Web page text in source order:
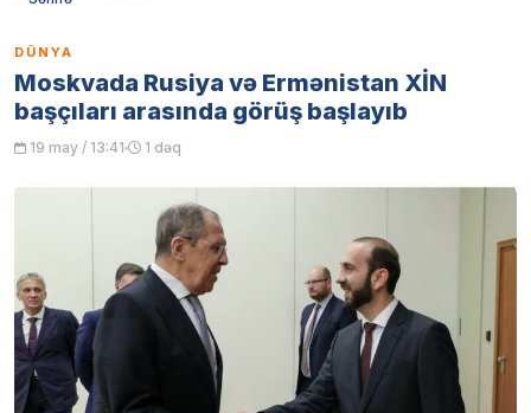
DÜNYA
Moskvada Rusiya və Ermənistan XİN
başçıları arasında görüş başlayıb
19 may / 13:41 1 dəq